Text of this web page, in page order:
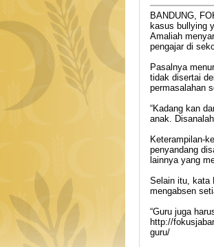
BANDUNG,
kasus bullying
Amaliah
pengajar di
Pasalnya
tidak disertai
permasalahan
“Kadang kan
anak.
Keterampilan-
penyandang
lainnya yang
Selain itu, kata
mengabsen
“Guru juga
http://
guru/